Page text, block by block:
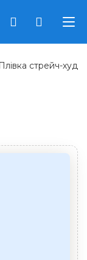
Плівка стрейч-худ